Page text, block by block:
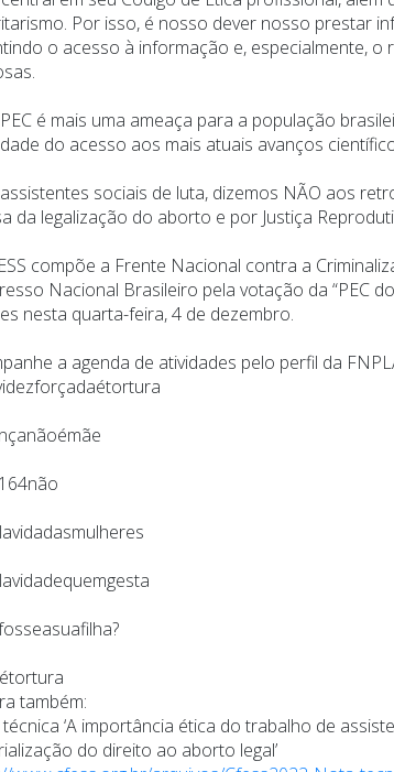
Por isso, é nosso dever nosso prestar
o acesso à informação e, especialmente,
é mais uma ameaça para a população
do acesso aos mais atuais avanços
sociais de luta, dizemos NÃO aos
da legalização do aborto e por Justiça
compõe a Frente Nacional contra a
Nacional Brasileiro pela votação da “PEC
nesta quarta-feira, 4 de dezembro.
a agenda de atividades pelo perfil da
também:
‘A importância ética do trabalho de
do direito ao aborto legal’